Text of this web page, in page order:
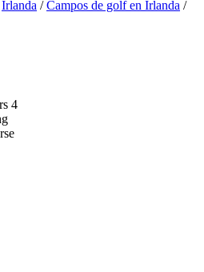
Irlanda / Campos de golf en Irlanda /